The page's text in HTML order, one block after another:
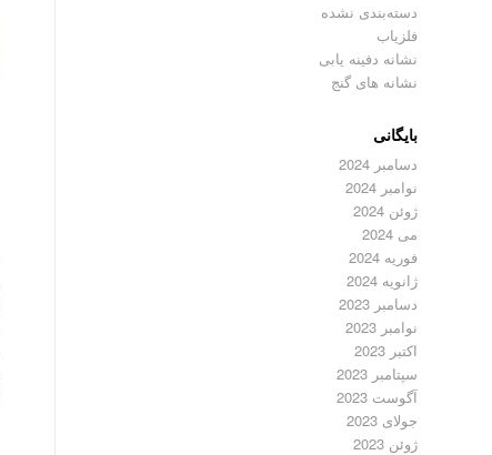
دسته‌بندی نشده
فلزیاب
نشانه دفینه یابی
نشانه های گنج
بایگانی
دسامبر 2024
نوامبر 2024
ژوئن 2024
می 2024
فوریه 2024
ژانویه 2024
دسامبر 2023
نوامبر 2023
اکتبر 2023
سپتامبر 2023
آگوست 2023
جولای 2023
ژوئن 2023